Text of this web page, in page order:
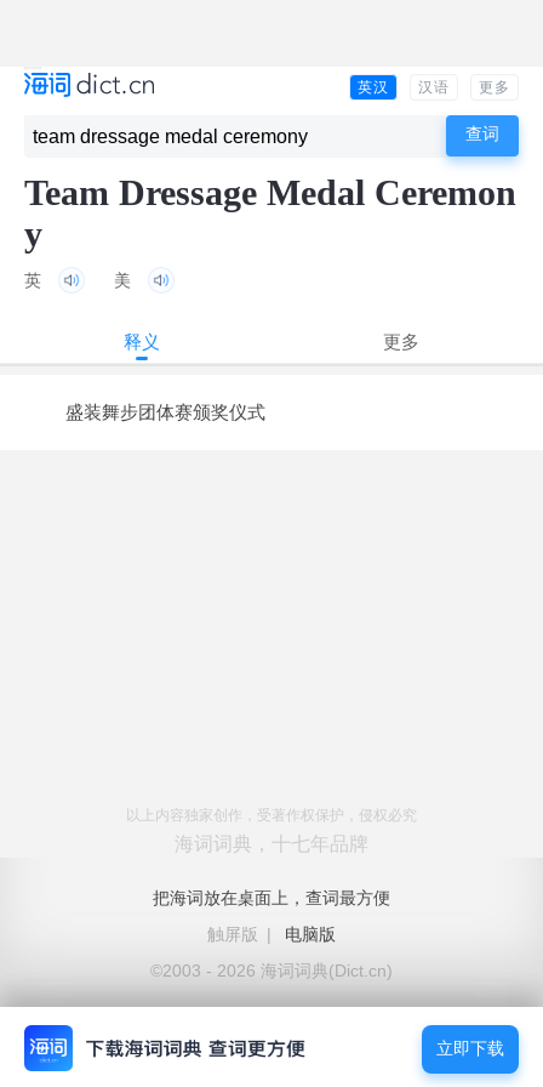
英汉 汉语 更多
Team Dressage Medal Ceremon
y
英 美
释义 更多
盛装舞步团体赛颁奖仪式
以上内容独家创作，受著作权保护，侵权必究
海词词典，十七年品牌
把海词放在桌面上，查词最方便
触屏版
|
电脑版
©2003 - 2026 海词词典(Dict.cn)
立即下载
立即下载